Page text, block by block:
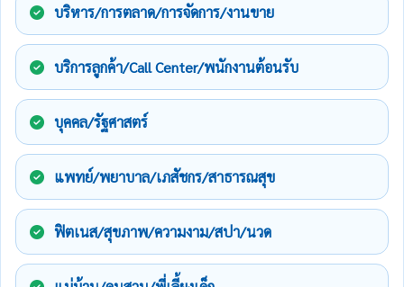
บริหาร/การตลาด/การจัดการ/งานขาย
บริการลูกค้า/Call Center/พนักงานต้อนรับ
บุคคล/รัฐศาสตร์
แพทย์/พยาบาล/เภสัชกร/สาธารณสุข
ฟิตเนส/สุขภาพ/ความงาม/สปา/นวด